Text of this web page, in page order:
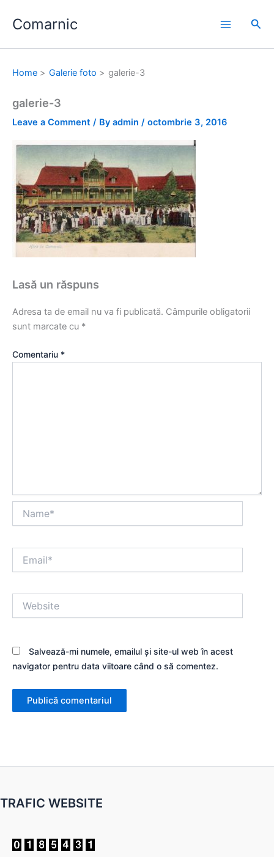
Comarnic
Home Galerie foto galerie-3
galerie-3
Leave a Comment / By admin / octombrie 3, 2016
Lasă un răspuns
Adresa ta de email nu va fi publicată. Câmpurile obligatorii
sunt marcate cu *
Comentariu *
Salvează-mi numele, emailul și site-ul web în acest
navigator pentru data viitoare când o să comentez.
TRAFIC WEBSITE